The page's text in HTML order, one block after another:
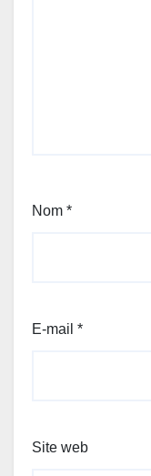
Nom *
E-mail *
Site web